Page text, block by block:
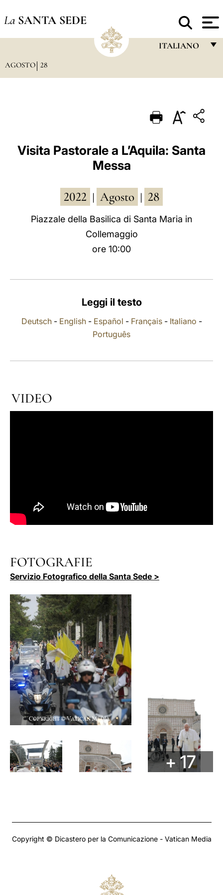
La SANTA SEDE
ITALIANO
PORTUGUÊS
ESPAÑOL
العربيّة
中文
AGOSTO 28
Visita Pastorale a L’Aquila: Santa
Messa
2022 Agosto 28
Piazzale della Basilica di Santa Maria in
Collemaggio
ore 10:00
Leggi il testo
Deutsch- English- Español - Français- Italiano -
Português
VIDEO
FOTOGRAFIE
Servizio Fotografico della Santa Sede >
+ 17
Copyright © Dicastero per la Comunicazione - Vatican Media